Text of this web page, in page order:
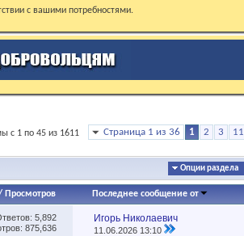
с вашими потребностями.
Страница 1 из 36 1 2 3 11
с 1 по 45 из 1611
Опции раздела
Просмотров Последнее сообщение от
5,892
875,636
Игорь Николаевич
11.06.2026 13:10